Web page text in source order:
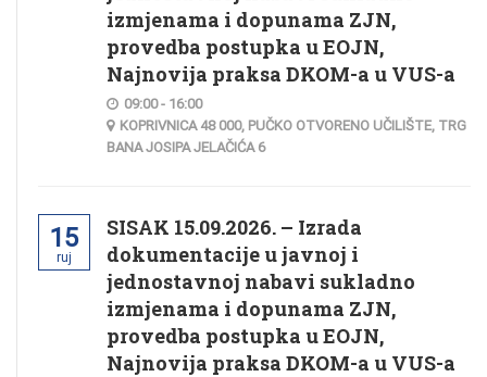
izmjenama i dopunama ZJN,
provedba postupka u EOJN,
Najnovija praksa DKOM-a u VUS-a
09:00 - 16:00
KOPRIVNICA 48 000, PUČKO OTVORENO UČILIŠTE, TRG
BANA JOSIPA JELAČIĆA 6
15
ruj
SISAK 15.09.2026. – Izrada
dokumentacije u javnoj i
jednostavnoj nabavi sukladno
izmjenama i dopunama ZJN,
provedba postupka u EOJN,
Najnovija praksa DKOM-a u VUS-a